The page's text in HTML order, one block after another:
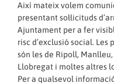
Així mateix volem
presentant sol·licituds
Ajuntament per a fer
risc d’exclusió social.
són les de Ripoll, Manlleu,
Llobregat i moltes altres
Per a qualsevol